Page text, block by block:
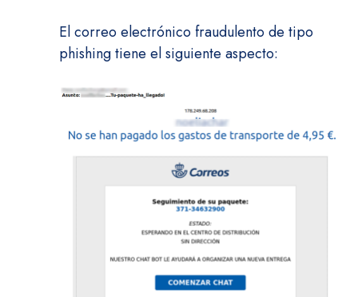
El correo electrónico fraudulento de tipo
phishing tiene el siguiente aspecto: